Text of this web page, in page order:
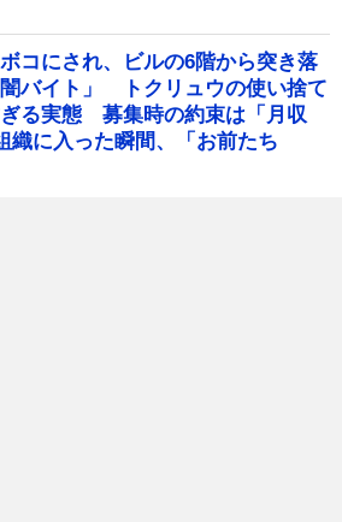
ボコにされ、ビルの6階から突き落
バイト」 トクリュウの使い捨て
る実態 募集時の約束は「月収
織に入った瞬間、「お前たち